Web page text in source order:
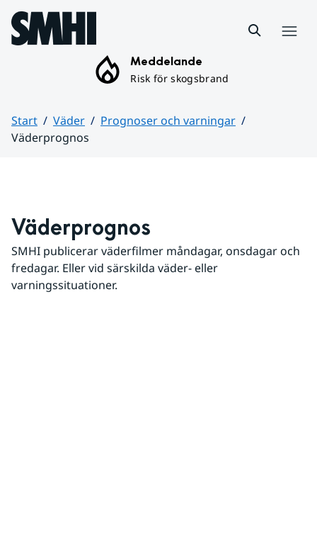
Hoppa till sidans innehåll
Meddelande
Risk för skogsbrand
Start Väder
Prognoser och varningar
Väderprognos
Väderprognos
SMHI publicerar väderfilmer måndagar, onsdagar och
fredagar. Eller vid särskilda väder- eller
varningssituationer.